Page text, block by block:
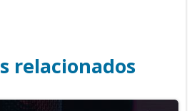
relacionados